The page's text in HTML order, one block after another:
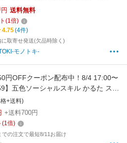
種セット さかなかるたプラス かるた
べる 魚 さかな うろこ お風呂 防水
物 カードゲーム 知育 おもちゃ【メ
無料】
円 送料無料
(1倍)
4.75(4件)
に取寄せ発送(欠品時除く)
モノトキ-
円OFFクーポン配布中！8/4 17:00〜
】五色ソーシャルスキル かるた スタ
教育技術研究所
+送料)
+送料700円
(1倍)
での注文で最短8/11お届け